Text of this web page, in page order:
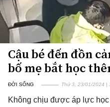
Cậu bé đến đồn
bố mẹ bắt học
ĐỜI SỐNG Thứ 3, 23/01/2024 |
Không chịu được áp lực